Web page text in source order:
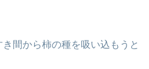
間から柿の種を吸い込もうと